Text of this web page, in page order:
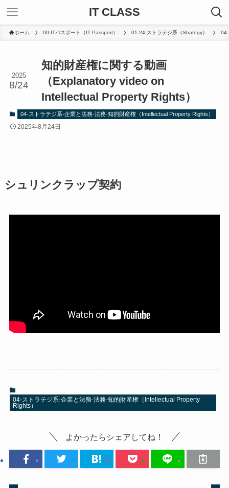
IT CLASS
ホーム 00-ITパスポート（IT Passport） 01-24-ストラテジ系（Strategy）
知的財産権に関する動画
（Explanatory video on
Intellectual Property Rights）
2025
8/24
04-ストラテジ系-企業と法務-法務-知的財産権（Intellectual Property Rights）
2025年8月24日
シュリンクラップ契約
04-ストラテジ系-企業と法務-法務-知的財産権（Intellectual Property
Rights）
よかったらシェアしてね！